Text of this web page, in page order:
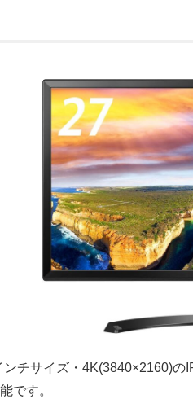
ンチサイズ・4K(3840×2160)
です。